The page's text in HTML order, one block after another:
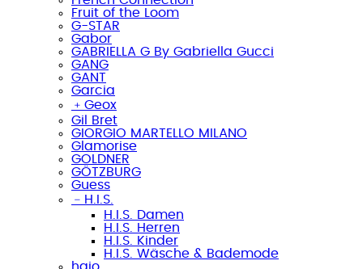
Fruit of the Loom
G-STAR
Gabor
GABRIELLA G By Gabriella Gucci
GANG
GANT
Garcia
﹢ Geox
Gil Bret
GIORGIO MARTELLO MILANO
Glamorise
GOLDNER
GÖTZBURG
Guess
﹣ H.I.S.
H.I.S. Damen
H.I.S. Herren
H.I.S. Kinder
H.I.S. Wäsche & Bademode